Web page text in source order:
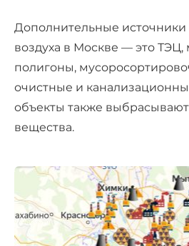
Дополнительные источники
воздуха в Москве — это
полигоны,
очистные и
объекты также
вещества.